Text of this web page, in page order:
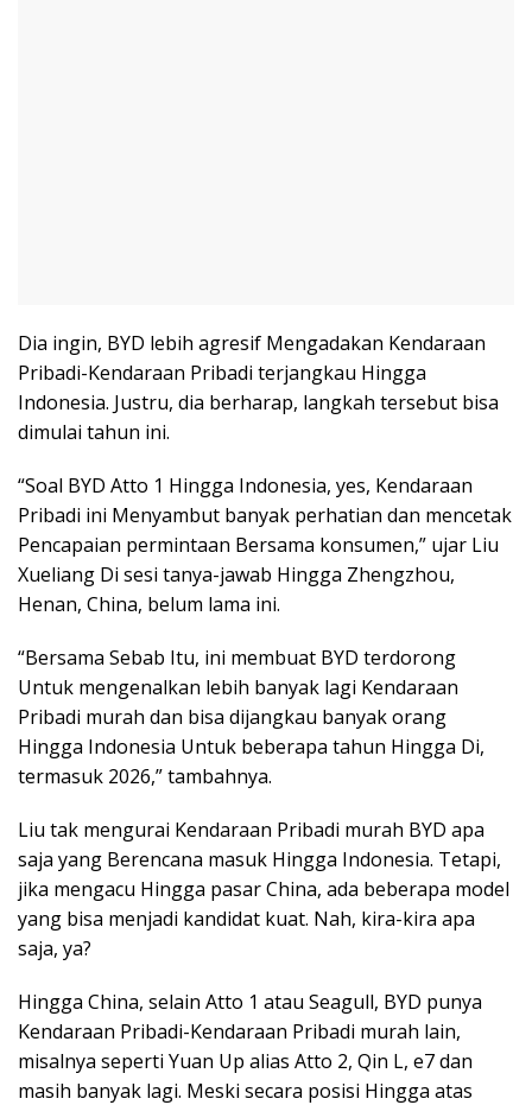
Dia ingin, BYD lebih agresif Mengadakan Kendaraan
Pribadi-Kendaraan Pribadi terjangkau Hingga
Indonesia. Justru, dia berharap, langkah tersebut bisa
dimulai tahun ini.
“Soal BYD Atto 1 Hingga Indonesia, yes, Kendaraan
Pribadi ini Menyambut banyak perhatian dan mencetak
Pencapaian permintaan Bersama konsumen,” ujar Liu
Xueliang Di sesi tanya-jawab Hingga Zhengzhou,
Henan, China, belum lama ini.
“Bersama Sebab Itu, ini membuat BYD terdorong
Untuk mengenalkan lebih banyak lagi Kendaraan
Pribadi murah dan bisa dijangkau banyak orang
Hingga Indonesia Untuk beberapa tahun Hingga Di,
termasuk 2026,” tambahnya.
Liu tak mengurai Kendaraan Pribadi murah BYD apa
saja yang Berencana masuk Hingga Indonesia. Tetapi,
jika mengacu Hingga pasar China, ada beberapa model
yang bisa menjadi kandidat kuat. Nah, kira-kira apa
saja, ya?
Hingga China, selain Atto 1 atau Seagull, BYD punya
Kendaraan Pribadi-Kendaraan Pribadi murah lain,
misalnya seperti Yuan Up alias Atto 2, Qin L, e7 dan
masih banyak lagi. Meski secara posisi Hingga atas